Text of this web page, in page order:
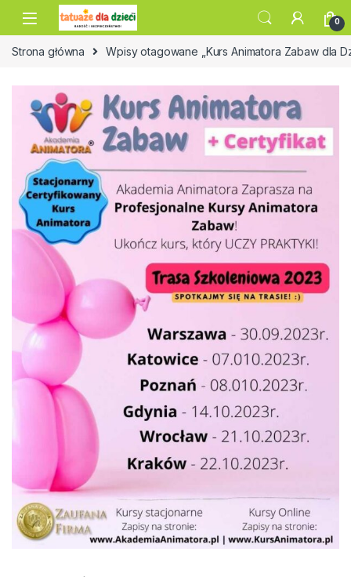
Skip to navigation
Skip to content
0
Strona główna Wpisy otagowane „Kurs Animatora Zabaw dla